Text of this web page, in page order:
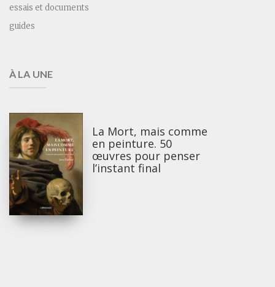
essais et documents
guides
À LA UNE
La Mort, mais comme
en peinture. 50
œuvres pour penser
l’instant final